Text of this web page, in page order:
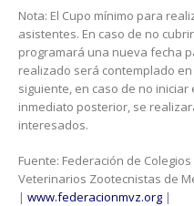
Nota: El Cupo mínimo para
asistentes. En caso de no
programará una nueva fecha
realizado será contemplado
siguiente, en caso de no
inmediato posterior, se
interesados.
Fuente: Federación de
Veterinarios Zootecnistas de
| www.federacionmvz.org |